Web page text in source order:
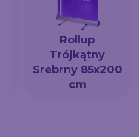
Rollup
Trójkątny
Srebrny 85x200
cm